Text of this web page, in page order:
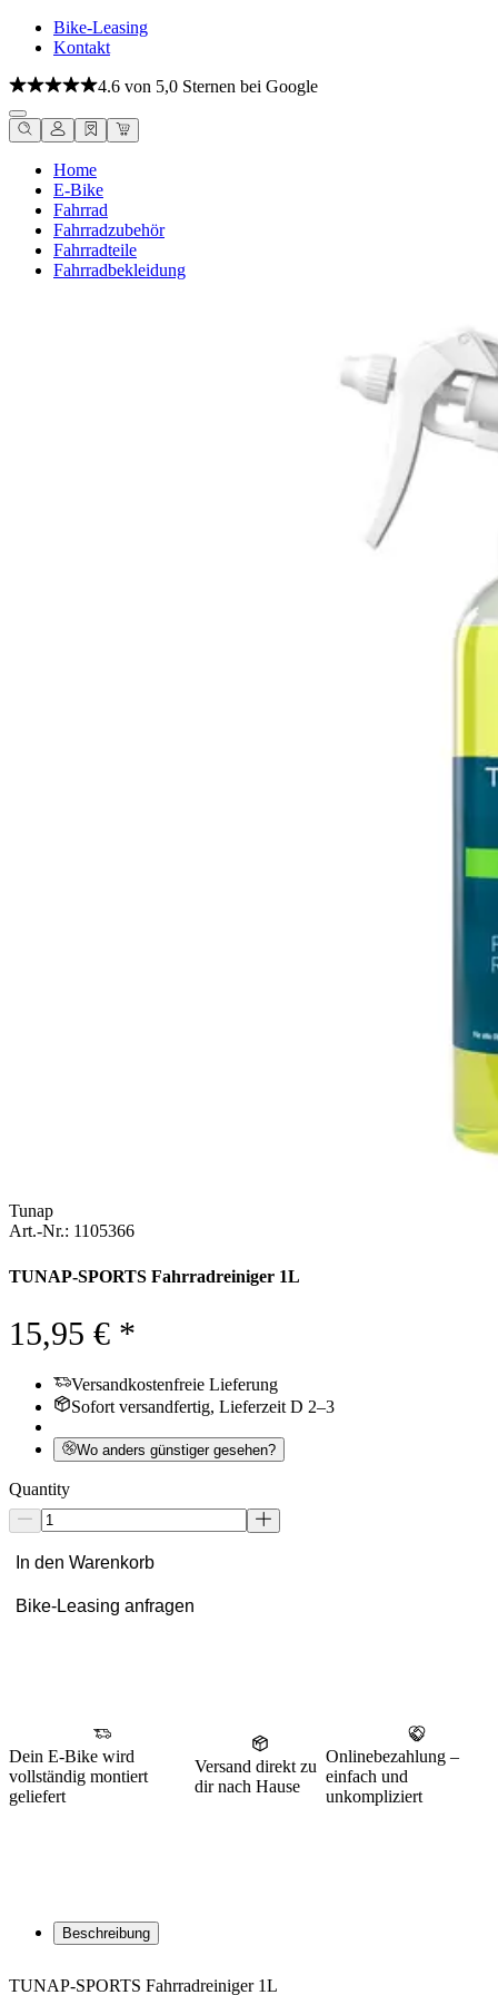
Bike-Leasing
Kontakt
4.6 von 5,0 Sternen bei Google
Home
E-Bike
Fahrrad
Fahrradzubehör
Fahrradteile
Fahrradbekleidung
Tunap
Art.-Nr.: 1105366
TUNAP-SPORTS Fahrradreiniger 1L
15,95 € *
Versandkostenfreie Lieferung
Sofort versandfertig, Lieferzeit D 2–3
Wo anders günstiger gesehen?
Quantity
In den Warenkorb
Bike-Leasing anfragen
Dein E-Bike wird
vollständig montiert
geliefert
Versand direkt zu
dir nach Hause
Onlinebezahlung –
einfach und
unkompliziert
Beschreibung
TUNAP-SPORTS Fahrradreiniger 1L